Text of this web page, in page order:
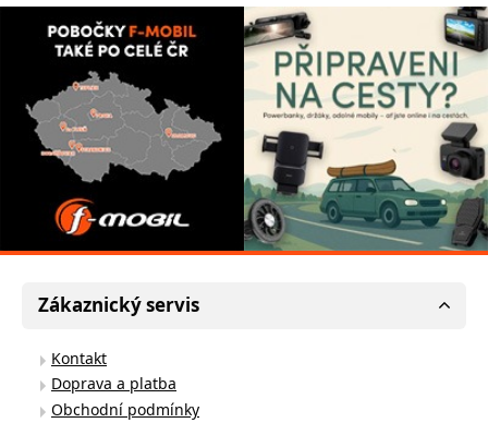
Zákaznický servis
Kontakt
Doprava a platba
Obchodní podmínky